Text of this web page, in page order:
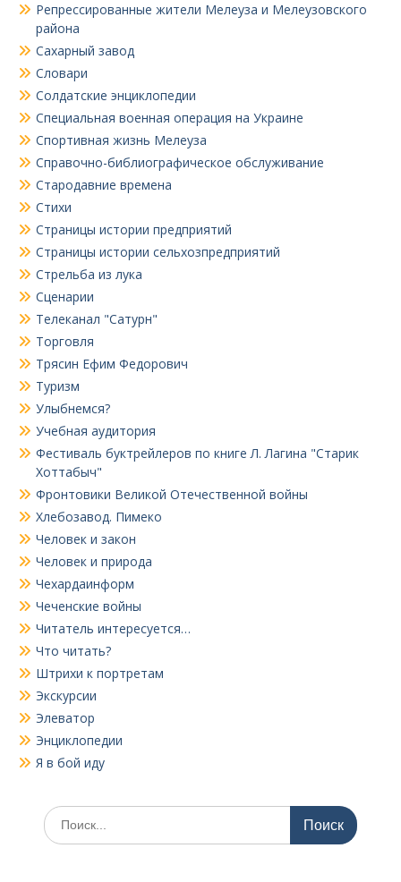
Репрессированные жители Мелеуза и Мелеузовского
района
Сахарный завод
Словари
Солдатские энциклопедии
Специальная военная операция на Украине
Спортивная жизнь Мелеуза
Справочно-библиографическое обслуживание
Стародавние времена
Стихи
Страницы истории предприятий
Страницы истории сельхозпредприятий
Стрельба из лука
Сценарии
Телеканал "Сатурн"
Торговля
Трясин Ефим Федорович
Туризм
Улыбнемся?
Учебная аудитория
Фестиваль буктрейлеров по книге Л. Лагина "Старик
Хоттабыч"
Фронтовики Великой Отечественной войны
Хлебозавод. Пимеко
Человек и закон
Человек и природа
Чехардаинформ
Чеченские войны
Читатель интересуется…
Что читать?
Штрихи к портретам
Экскурсии
Элеватор
Энциклопедии
Я в бой иду
Поиск
по: